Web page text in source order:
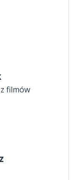
z filmów